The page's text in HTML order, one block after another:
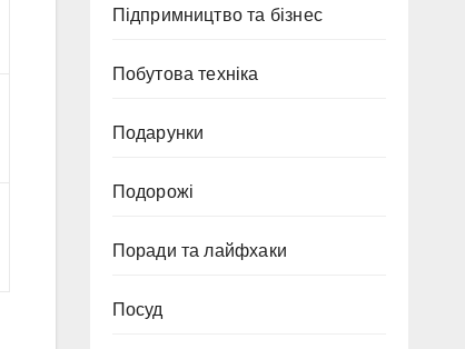
Підпримництво та бізнес
Побутова техніка
Подарунки
Подорожі
Поради та лайфхаки
Посуд